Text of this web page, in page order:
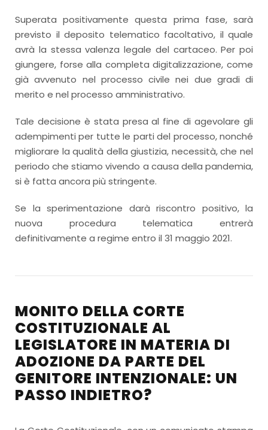
Superata positivamente questa prima fase, sarà
previsto il deposito telematico facoltativo, il quale
avrà la stessa valenza legale del cartaceo. Per poi
giungere, forse alla completa digitalizzazione, come
già avvenuto nel processo civile nei due gradi di
merito e nel processo amministrativo.
Tale decisione è stata presa al fine di agevolare gli
adempimenti per tutte le parti del processo, nonché
migliorare la qualità della giustizia, necessità, che nel
periodo che stiamo vivendo a causa della pandemia,
si è fatta ancora più stringente.
Se la sperimentazione darà riscontro positivo, la
nuova procedura telematica entrerà
definitivamente a regime entro il 31 maggio 2021.
MONITO DELLA CORTE
COSTITUZIONALE AL
LEGISLATORE IN MATERIA DI
ADOZIONE DA PARTE DEL
GENITORE INTENZIONALE: UN
PASSO INDIETRO?